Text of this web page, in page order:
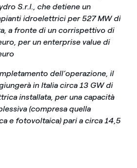
S.r.l., che detiene un
idroelettrici per 527 MW di
a fronte di un corrispettivo di
per un enterprise value di
dell’operazione, il
in Italia circa 13 GW di
installata, per una capacità
(compresa quella
e fotovoltaica) pari a circa 14,5